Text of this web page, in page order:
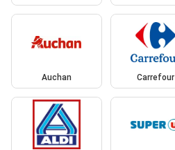
Auchan Carrefour